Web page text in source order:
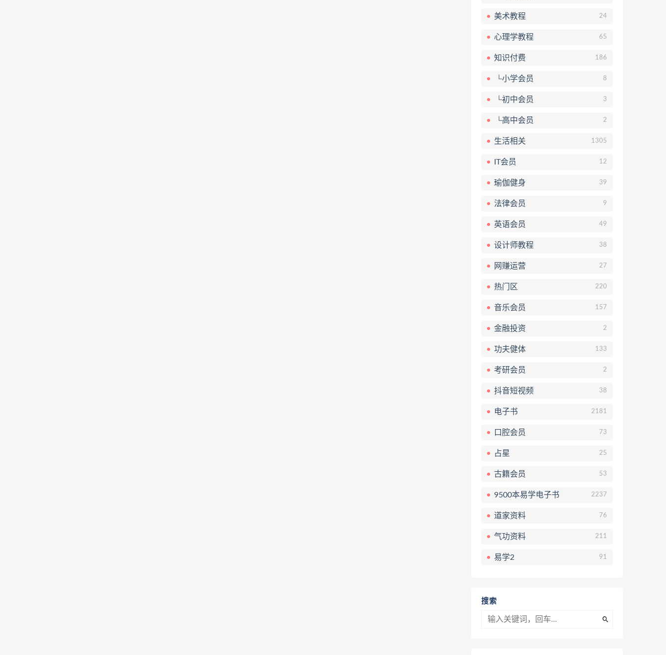
美术教程 24
心理学教程 65
知识付费 186
└小学会员 8
└初中会员 3
└高中会员 2
生活相关 1305
IT会员 12
瑜伽健身 39
法律会员 9
英语会员 49
设计师教程 38
网赚运营 27
热门区 220
音乐会员 157
金融投资 2
功夫健体 133
考研会员 2
抖音短视频 38
电子书 2181
口腔会员 73
占星 25
古籍会员 53
9500本易学电子书 2237
道家资料 76
气功资料 211
易学2 91
搜索